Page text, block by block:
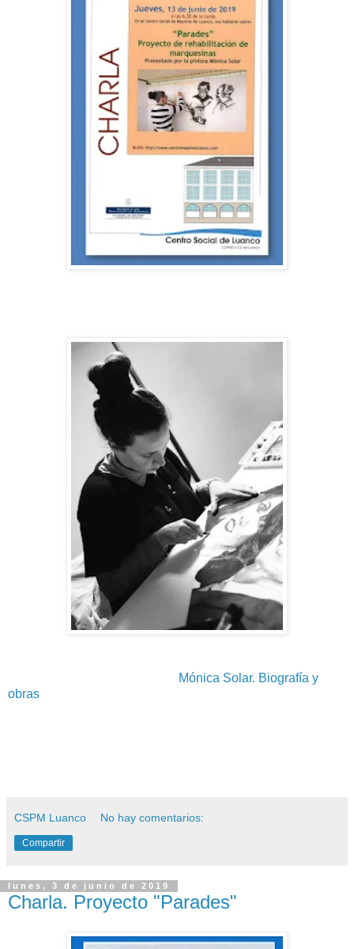
Mónica Solar. Biografía y
obras
CSPM Luanco No hay comentarios:
Compartir
lunes, 3 de junio de 2019
Charla. Proyecto "Parades"